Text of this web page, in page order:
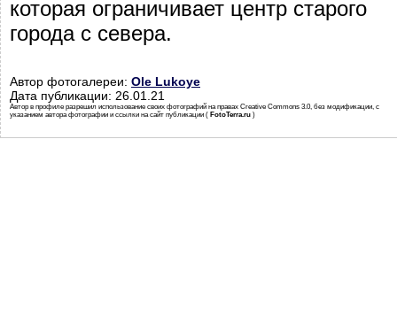
которая ограничивает центр старого
города с севера.
Автор фотогалереи: Ole Lukoye
Дата публикации: 26.01.21
Автор в профиле разрешил использование своих фотографий на правах Creative Commons 3.0, без модификации, с
указанием автора фотографии и ссылки на сайт публикации ( FotoTerra.ru )